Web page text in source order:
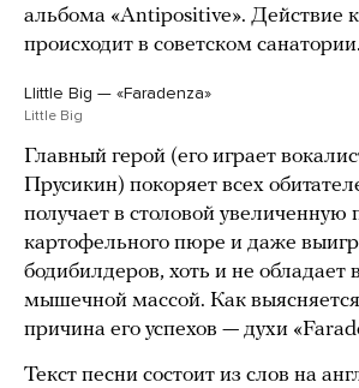
альбома «Antipositive». Действие
происходит в советском санатории.
LIittle Big — «Faradenza»
Little Big
Главный герой (его играет
Прусикин) покоряет всех
получает в столовой увеличенную
картофельного пюре и даже
бодибилдеров, хоть и не обладает
мышечной массой. Как
причина его успехов — духи
Текст песни состоит из слов на